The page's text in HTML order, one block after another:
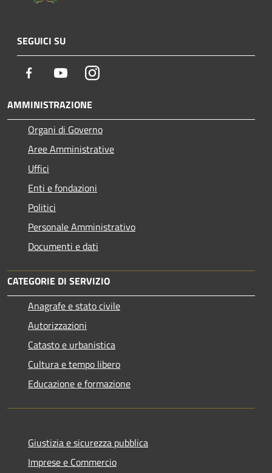
SEGUICI SU
Facebook YoutubeInstagram
AMMINISTRAZIONE
Organi di Governo
Aree Amministrative
Uffici
Enti e fondazioni
Politici
Personale Amministrativo
Documenti e dati
CATEGORIE DI SERVIZIO
Anagrafe e stato civile
Autorizzazioni
Catasto e urbanistica
Cultura e tempo libero
Educazione e formazione
Giustizia e sicurezza pubblica
Imprese e Commercio